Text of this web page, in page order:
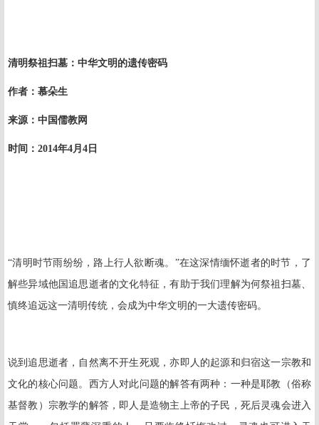
清明祭祖扫墓：中华文明的遗传密码
作者： 慕朵生
来源：中国儒教网
时间： 2014年4月 4 日
“清明时节雨纷纷，路上行人欲断魂。”在这深情缅怀逝者的时节，了
解些异域他国追思逝者的文化特征，有助于我们理解为何祭祖扫墓、
慎终追远这一清明传统，会成为中华文明的一大遗传密码。
说到追思逝者，自然离不开生死观，亦即人的起源和归宿这一宗教和
文化的核心问题。西方人对此问题的解答有两种：一种是耶教（俗称
基督教）宗教学的解答，即人是造物主上帝的子民，死后灵魂会进入